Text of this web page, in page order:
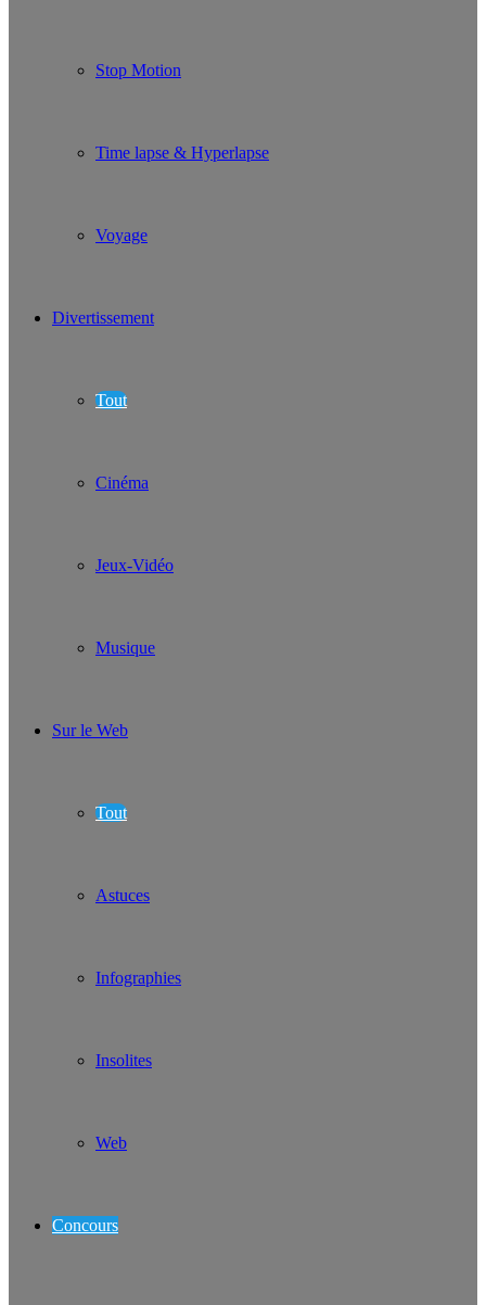
Stop Motion
Time lapse & Hyperlapse
Voyage
Divertissement
Tout
Cinéma
Jeux-Vidéo
Musique
Sur le Web
Tout
Astuces
Infographies
Insolites
Web
Concours